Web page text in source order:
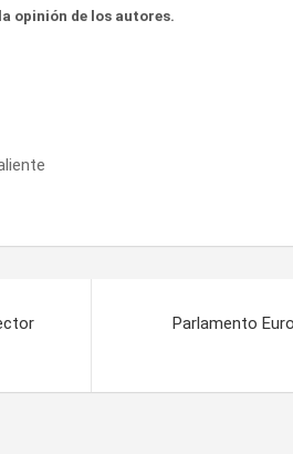
opinión de los autores.
Parlamento